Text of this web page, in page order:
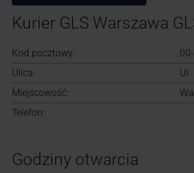
Kurier GLS Warszawa
Kod pocztowy:
Ulica:
Ul.
Miejscowość:
Telefon:
Godziny otwarcia